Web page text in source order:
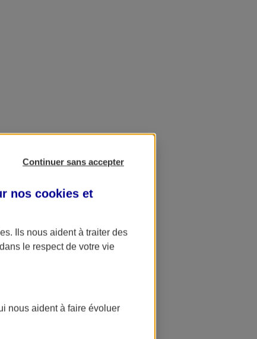
Continuer sans accepter
nos cookies et
. Ils nous aident à traiter des
le respect de votre vie
nous aident à faire évoluer